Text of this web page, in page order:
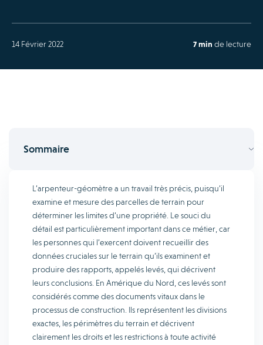
14 Février 2022 7 min de lecture
Sommaire
L’arpenteur-géomètre a un travail très précis, puisqu’il
examine et mesure des parcelles de terrain pour
déterminer les limites d’une propriété. Le souci du
détail est particulièrement important dans ce métier, car
les personnes qui l’exercent doivent recueillir des
données cruciales sur le terrain qu’ils examinent et
produire des rapports, appelés levés, qui décrivent
leurs conclusions. En Amérique du Nord, ces levés sont
considérés comme des documents vitaux dans le
processus de construction. Ils représentent les divisions
exactes, les périmètres du terrain et décrivent
clairement les droits et les restrictions à toute activité